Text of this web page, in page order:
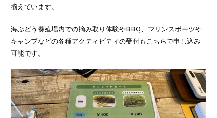
揃えています。
海ぶどう養殖場内での摘み取り体験やBBQ、マリンスポーツや
キャンプなどの各種アクティビティの受付もこちらで申し込み
可能です。